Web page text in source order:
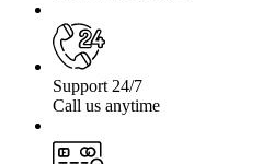
Support 24/7
Call us anytime